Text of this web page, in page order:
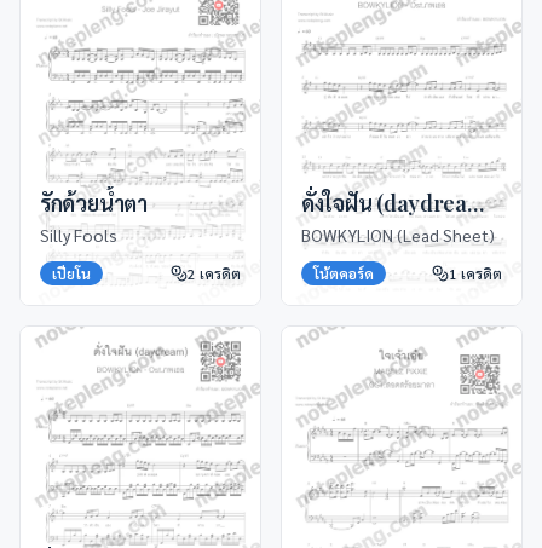
รักด้วยน้ำตา
Silly Fools
เปียโน 2 เครดิต
ดั่งใจฝัน (daydream) Ost. ภพเธอ
BOWKYLION (Lead Sheet)
โน้ตคอร์ด 1 เครดิต